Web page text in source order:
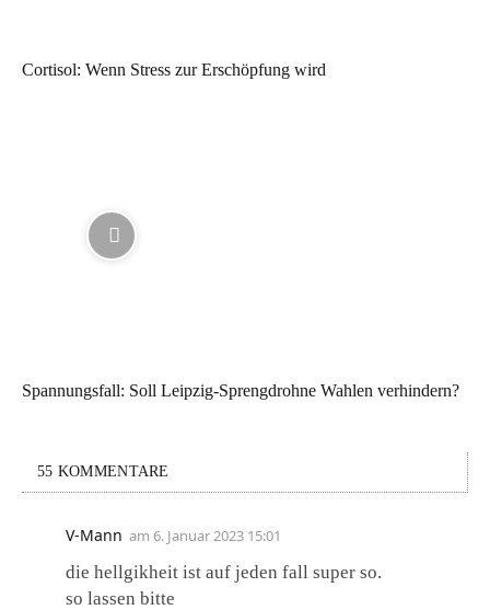
Cortisol: Wenn Stress zur Erschöpfung wird
Spannungsfall: Soll Leipzig-Sprengdrohne Wahlen verhindern?
55 KOMMENTARE
V-Mann am 6. Januar 2023 15:01
die hellgikheit ist auf jeden fall super so.
so lassen bitte